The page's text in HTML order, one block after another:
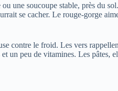
ou une soucoupe stable, près du
se cacher. Le rouge-gorge
contre le froid. Les vers
un peu de vitamines. Les pâtes,